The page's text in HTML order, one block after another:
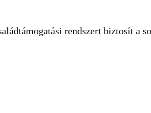
rendszert biztosít a